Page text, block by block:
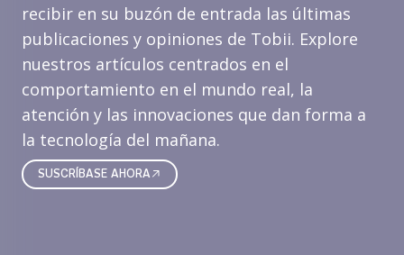
recibir en su buzón de entrada las últimas
publicaciones y opiniones de Tobii. Explore
nuestros artículos centrados en el
comportamiento en el mundo real, la
atención y las innovaciones que dan forma a
la tecnología del mañana.
SUSCRÍBASE AHORA